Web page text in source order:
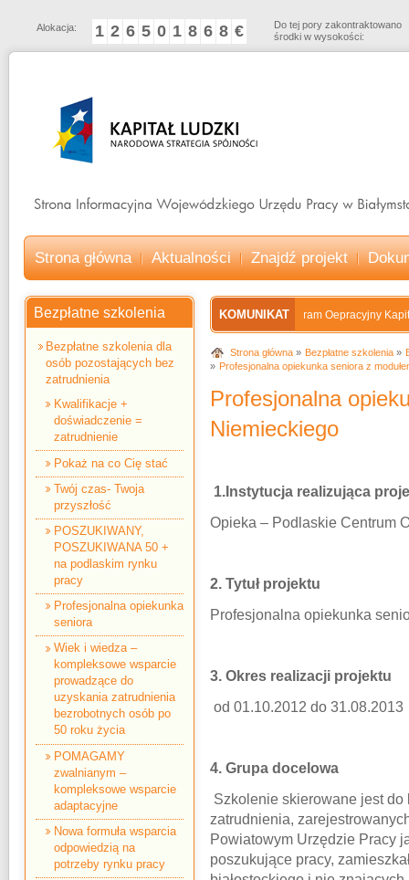
Alokacja: 1 2 6 5 0 1 8 6 8 €
Do tej pory zakontraktowano
środki w wysokości:
Strona główna Aktualności Znajdź projekt
KOMUNIKATProgram Oepracyjny Kapitał
Strona główna Bezpłatne szkolenia
Profesjonalna opiekunka seniora z
Profesjonalna
Niemieckiego
1.Instytucja realizująca
Opieka – Podlaskie Centrum
2. Tytuł projektu
Profesjonalna opiekunka
3. Okres realizacji projektu
od 01.10.2012 do 31.08.2013
4. Grupa docelowa
Szkolenie skierowane jest
zatrudnienia,
Powiatowym Urzędzie Pracy
poszukujące pracy,
Bezpłatne szkolenia
Bezpłatne szkolenia dla
osób pozostających bez
zatrudnienia
Kwalifikacje +
doświadczenie =
zatrudnienie
Pokaż na co Cię stać
Twój czas- Twoja
przyszłość
POSZUKIWANY,
POSZUKIWANA 50 +
na podlaskim rynku
pracy
Profesjonalna opiekunka
seniora
Wiek i wiedza –
kompleksowe wsparcie
prowadzące do
uzyskania zatrudnienia
bezrobotnych osób po
50 roku życia
POMAGAMY
zwalnianym –
kompleksowe wsparcie
adaptacyjne
Nowa formuła wsparcia
odpowiedzią na
potrzeby rynku pracy